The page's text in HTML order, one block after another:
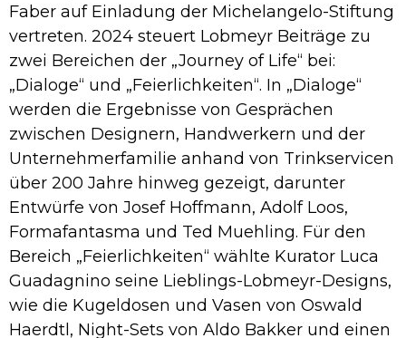
Faber auf Einladung der Michelangelo-Stiftung
vertreten. 2024 steuert Lobmeyr Beiträge zu
zwei Bereichen der „Journey of Life“ bei:
„Dialoge“ und „Feierlichkeiten“. In „Dialoge“
werden die Ergebnisse von Gesprächen
zwischen Designern, Handwerkern und der
Unternehmerfamilie anhand von Trinkservicen
über 200 Jahre hinweg gezeigt, darunter
Entwürfe von Josef Hoffmann, Adolf Loos,
Formafantasma und Ted Muehling. Für den
Bereich „Feierlichkeiten“ wählte Kurator Luca
Guadagnino seine Lieblings-Lobmeyr-Designs,
wie die Kugeldosen und Vasen von Oswald
Haerdtl, Night-Sets von Aldo Bakker und einen